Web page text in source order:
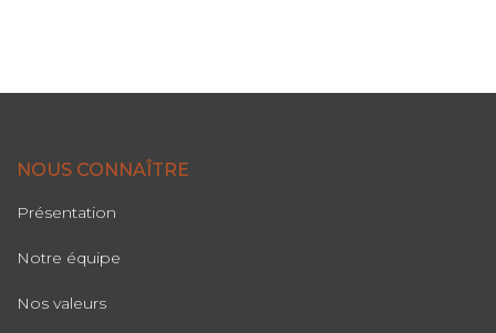
NOUS CONNAÎTRE
Présentation
Notre équipe
Nos valeurs